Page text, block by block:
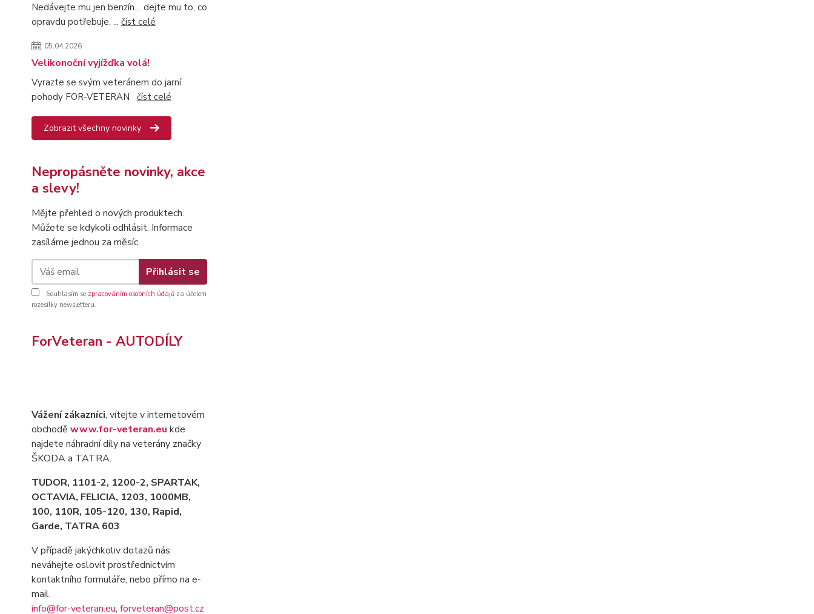
Nedávejte mu jen benzín… dejte mu to, co
opravdu potřebuje. ... číst celé
05.04.2026
Velikonoční vyjížďka volá!
Vyrazte se svým veteránem do jarní
pohody FOR-VETERAN číst celé
Zobrazit všechny novinky
Nepropásněte novinky, akce
a slevy!
Mějte přehled o nových produktech.
Můžete se kdykoli odhlásit. Informace
zasíláme jednou za měsíc.
Přihlásit se
Souhlasím se zpracováním osobních údajů za účelem
rozesílky newsletteru.
ForVeteran - AUTODÍLY
Vážení zákazníci, vítejte v internetovém
obchodě www.for-veteran.eu kde
najdete náhradní díly na veterány značky
ŠKODA a TATRA.
TUDOR, 1101-2, 1200-2, SPARTAK,
OCTAVIA, FELICIA, 1203, 1000MB,
100, 110R, 105-120, 130, Rapid,
Garde, TATRA 603
V případě jakýchkoliv dotazů nás
neváhejte oslovit prostřednictvím
kontaktního formuláře, nebo přímo na e-
mail
info@for-veteran.eu, forveteran@post.cz